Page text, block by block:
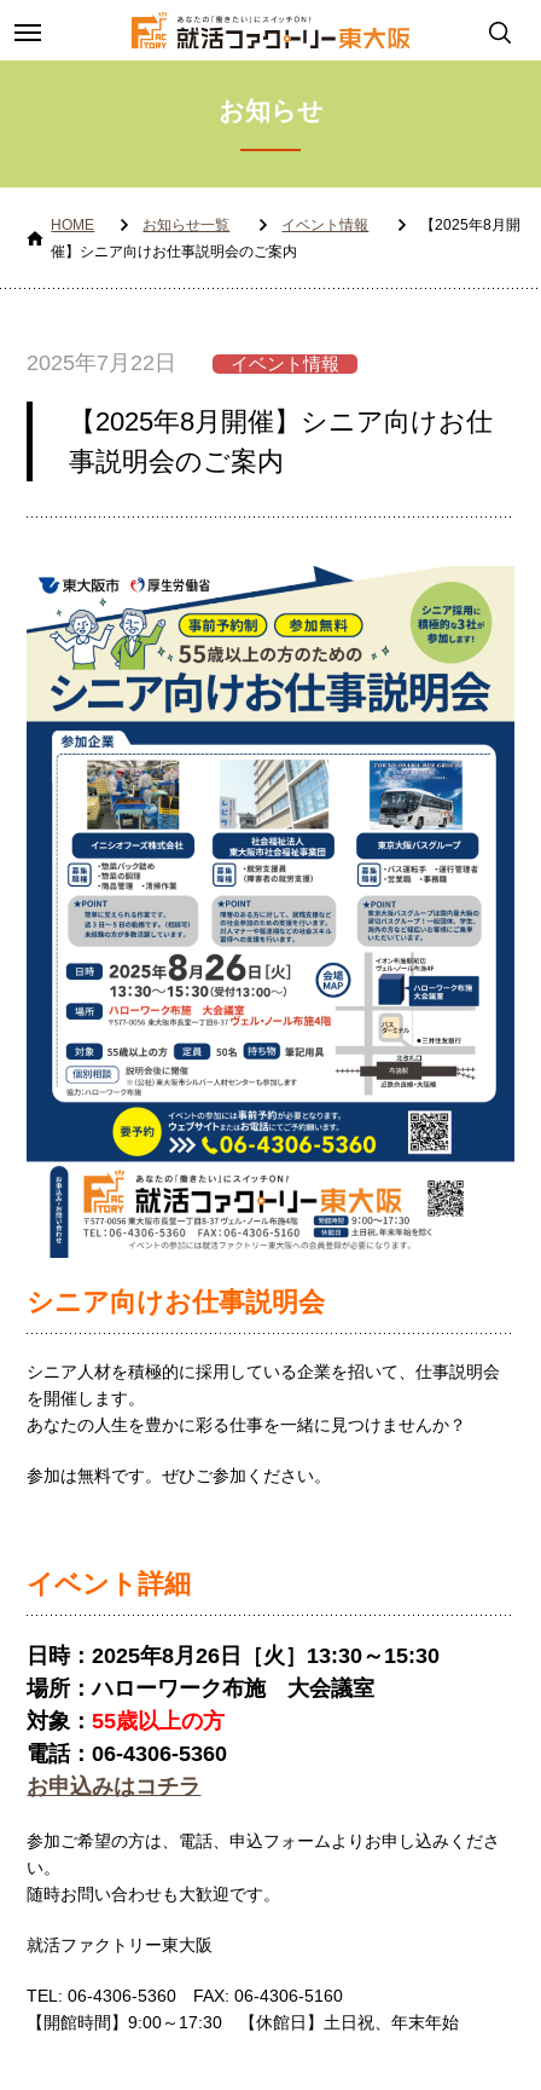
toggle
navigation
お知らせ
HOME お知らせ一覧 イベント情報
【2025年8月開
催】シニア向けお仕事説明会のご案内
2025年7月22日 イベント情報
【2025年8月開催】シニア向けお仕
事説明会のご案内
シニア向けお仕事説明会
シニア人材を積極的に採用している企業を招いて、仕事説明会
を開催します。
あなたの人生を豊かに彩る仕事を一緒に見つけませんか？
参加は無料です。ぜひご参加ください。
イベント詳細
日時：2025年8月26日［火］13:30～15:30
場所 ：ハローワーク布施 大会議室
対象 ：55歳以上の方
電話：06-4306-5360
お申込みはコチラ
参加ご希望の方は、電話、申込フォームよりお申し込みくださ
い。
随時お問い合わせも大歓迎です。
就活ファクトリー東大阪
TEL: 06-4306-5360 FAX: 06-4306-5160
【開館時間】9:00～17:30 【休館日】土日祝、年末年始